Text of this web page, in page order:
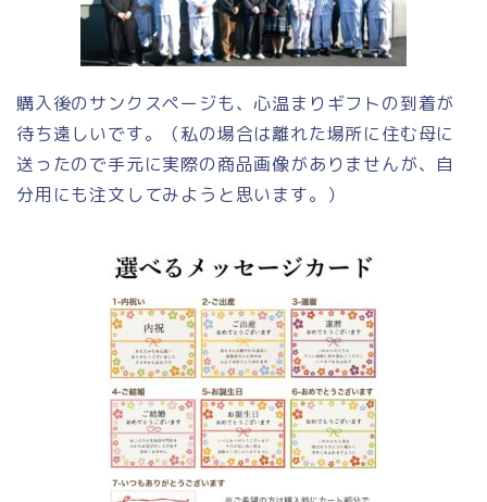
購入後のサンクスページも、心温まりギフトの到着が
待ち遠しいです。（私の場合は離れた場所に住む母に
送ったので手元に実際の商品画像がありませんが、自
分用にも注文してみようと思います。）